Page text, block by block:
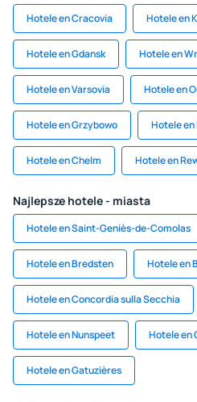
Hotele en Cracovia Hotele en
Hotele en Gdansk Hotele en
Hotele en Varsovia Hotele en
Hotele en Grzybowo Hotele en
Hotele en Chelm Hotele en
Najlepsze hotele - miasta
Hotele en Saint-Geniès-de-Comolas
Hotele en Bredsten Hotele en
Hotele en Concordia sulla Secchia
Hotele en Nunspeet Hotele en
Hotele en Gatuzières